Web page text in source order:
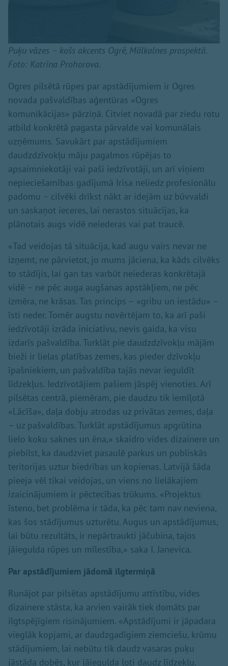
Puķu vāzes – košs akcents Ogrē, Mālkalnes prospektā.
Foto: Katrīna Prohorova.
Ogres pilsētā rūpes par apstādījumiem ir Ogres
novada pašvaldības aģentūras «Ogres
komunikācijas» pārziņā. Citviet novadā par ziedu rotu
atbild konkrētā pagasta pārvalde vai komunālais
uzņēmums. Savukārt par apstādījumiem
daudzdzīvokļu māju pagalmos rūpējas to
apsaimniekotāji vai paši iedzīvotāji, un arī viņiem
nepieciešamības gadījumā Irisa neliedz profesionālu
padomu – cilvēki drīkst nākt ar idejām uz būvvaldi
un saskaņot ieceres, lai nerastos situācijas, ka
plānotais augs vidē neiederas vai pat traucē.
«Tad veidojas tā situācija, kad augu vairs nevar ne
izņemt, ne pārvietot, jo mums jāciena, ka kāds cilvēks
to stādījis, lai gan tas varbūt neiederas konkrētajā
vidē – ne pēc auga augšanas apstākļiem, ne pēc
izmēra, ne krāsas. Tas princips – «gribu un iestādu» –
īsti neder. Tomēr augstu novērtējam to, ka arī paši
iedzīvotāji izrāda iniciatīvu, nevis gaida, ka visu
izdarīs pašvaldība. Turklāt pie daudzdzīvokļu mājām
bieži ir lielas platības zemes, kas pieder dzīvokļu
īpašniekiem, un pašvaldība tajās nevar ieguldīt
līdzekļus. Iedzīvotājiem pašiem jāspēj vienoties. Arī
pilsētas centrā, piemēram, pie daudzu tik iemīļotā
«Lācīša», daļa dobju atrodas uz privātas zemes, daļa
– uz pašvaldības. Turklāt apstādījumus apgrūtina
lielo koku saknes un ēna,» skaidro vides dizainere un
piebilst, ka daudzviet pasaulē parkus un publiskās
teritorijas uztur biedrības un kopienas. Latvijā šāda
pieeja vēl tikai veidojas, un viens no lielākajiem
izaicinājumiem ir pēctecības trūkums. «Projektus
īsteno, bet problēma ir tāda, ka pēc tam nav neviena,
kas šos stādījumus uzturētu. Augus un apstādījumus,
lai būtu rezultāts, ir nepārtraukti jāčubina, tajos
jāiegulda rūpes un mīlestība,» saka I. Janevica.
Par apstādījumiem jādomā ilgtermiņā
Runājot par pilsētas apstādījumu attīstību, vides
dizainere stāsta, ka arvien vairāk tiek domāts par
ilgtspējīgiem risinājumiem. «Apstādījumi ir jāpadara
vieglāk kopjami, ar daudzgadīgiem ziemciešu, krūmu
stādījumiem, lai nebūtu tik daudz vasaras puķu
jāstāda dobēs, kur jāiegulda ļoti daudz līdzekļu.